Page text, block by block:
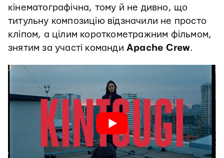
кінематографічна, тому й не дивно, що
титульну композицію відзначили не просто
кліпом, а цілим короткометражним фільмом,
знятим за участі команди Apache Crew.